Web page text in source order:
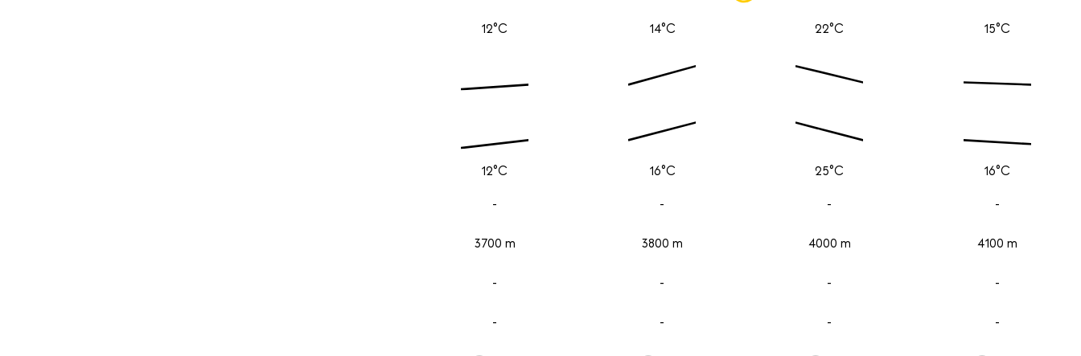
12°C
12°C
-
3700 m
-
-
14°C
16°C
-
3800 m
-
-
22°C
25°C
-
4000 m
-
-
15°C
16°C
-
4100 m
-
-